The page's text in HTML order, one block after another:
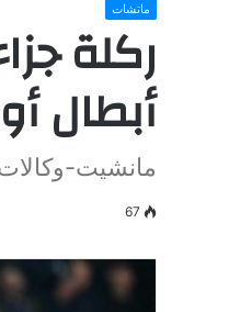
ماتشات
ركلة
أبطال
مانشيت-
67